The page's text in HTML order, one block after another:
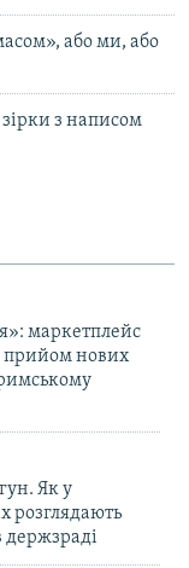
або ми, або
з написом
маркетплейс
прийом нових
Як у
розглядають
держзраді